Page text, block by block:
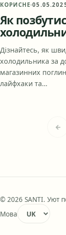
КОРИСНЕ·
Як
Дізнайтесь, як
холодильника за
магазинних
лайфхаки та…
←
© 2026 SANTI. Уют
Мова